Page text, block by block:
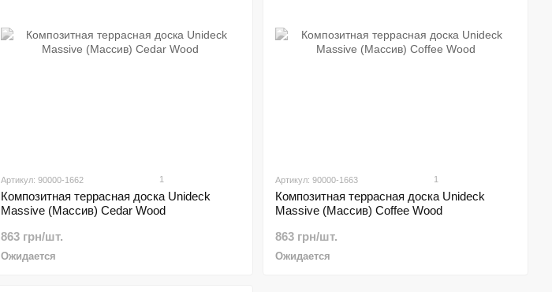
Артикул: 90000-1662 1
Композитная террасная доска Unideck
Massive (Массив) Cedar Wood
863 грн/шт.
Ожидается
Артикул: 90000-1663 1
Композитная террасная доска Unideck
Massive (Массив) Coffee Wood
863 грн/шт.
Ожидается